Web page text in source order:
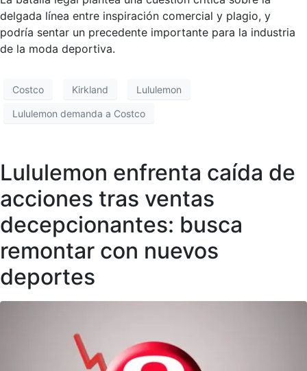
delgada línea entre inspiración comercial y plagio, y
podría sentar un precedente importante para la industria
de la moda deportiva.
Costco Kirkland Lululemon
Lululemon demanda a Costco
Lululemon enfrenta caída de
acciones tras ventas
decepcionantes: busca
remontar con nuevos
deportes